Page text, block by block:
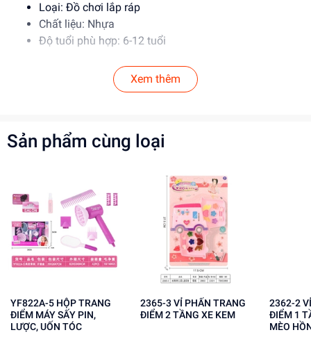
Loại: Đồ chơi lắp ráp
Chất liệu: Nhựa
Độ tuổi phù hợp: 6-12 tuổi
Hướng Dẫn Sử Dụng
Đọc kỹ hướng dẫn trước khi sử dụng
Lợi Ích Phát Triển
Phát triển tư duy sáng tạo, kỹ năng giải quyết vấn đề
Rèn luyện kỹ năng phối hợp, làm việc nhóm
Tăng cường khả năng tập trung, kiên nhẫn
Mua ngay tại dochoitinphat.com
, chúng tôi cung cấp giá sỉ
cho khách buôn. Liên hệ ngay để biết thêm thông tin!
Xem thêm
Sản phẩm cùng loại
YF822A-5 HỘP TRANG
ĐIỂM MÁY SẤY PIN,
LƯỢC, UỐN TÓC
2365-3 VỈ PHẤN TRANG
ĐIỂM 2 TẦNG XE KEM
2362-2 VỈ PHẤN TRANG
ĐIỂM 1
MÈO